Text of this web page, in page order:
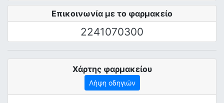
Επικοινωνία με το φαρμακείο
2241070300
Χάρτης φαρμακείου
Λήψη οδηγιών